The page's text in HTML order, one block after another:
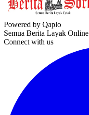
Powered by Qaplo
Semua Berita Layak Online
Connect with us